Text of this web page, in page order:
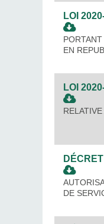
LOI
EN
LOI
DÉCRET
DE